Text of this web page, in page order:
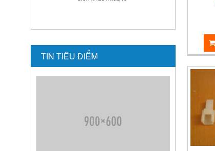
Là cha mẹ ai cũng mong
HƯỚNG DẪN CAI SỮA CHO
BÉ ĐÚNG CÁCH NHANH VÀ
dưỡng và chăm sóc nhi, muốn
TIN TIÊU ĐIỂM